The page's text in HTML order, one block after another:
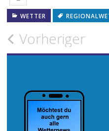
WETTER
Vorheriger